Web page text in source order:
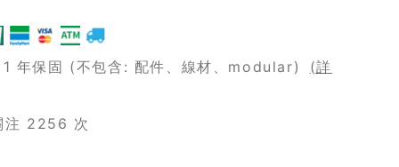
年保固 (不包含: 配件、線材、modular) (詳
注 2256 次